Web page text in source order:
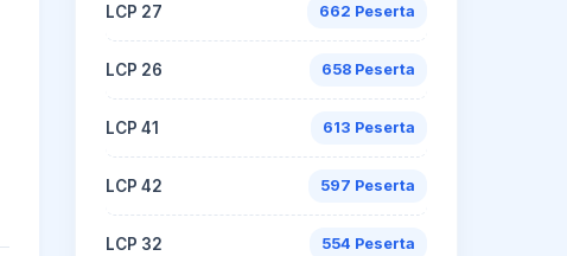
LCP 27 662 Peserta
LCP 26 658 Peserta
LCP 41 613 Peserta
LCP 42 597 Peserta
LCP 32 554 Peserta